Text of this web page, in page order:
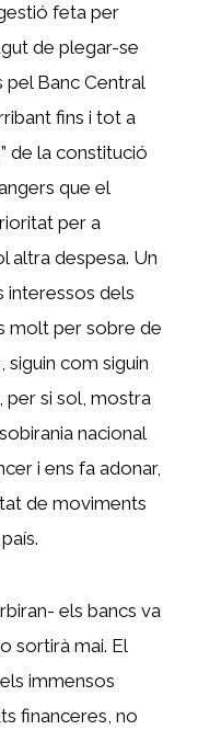
feta per
de plegar-se
Banc Central
fins i tot a
de la constitució
que el
per a
altra despesa. Un
interessos dels
molt per sobre de
com siguin
per si sol, mostra
nacional
i ens fa adonar,
de moviments
els bancs va
sortirà mai. El
immensos
financeres, no